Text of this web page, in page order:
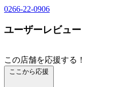
0266-22-0906
ユーザーレビュー
この店舗を応援する！
ここから応援